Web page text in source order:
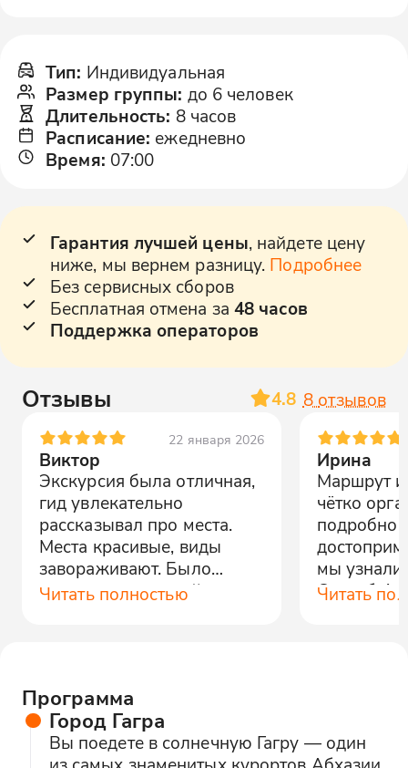
Тип: Индивидуальная
Размер группы: до 6 человек
Длительность: 8 часов
Расписание: ежедневно
Время: 07:00
Гарантия лучшей цены, найдете цену
ниже, мы вернем разницу. Подробнее
Без сервисных сборов
Бесплатная отмена за 48 часов
Поддержка операторов
Отзывы 4.8 8 отзывов
22 января 2026
Виктор
Экскурсия была отличная,
гид увлекательно
рассказывал про места.
Места красивые, виды
завораживают. Было
интересно и спокойно.
Читать полностью
Ирина
Маршрут
чётко
подробно
мы узнали
Спасибо!
Читать
Программа
Город Гагра
Вы поедете в солнечную Гагру — один